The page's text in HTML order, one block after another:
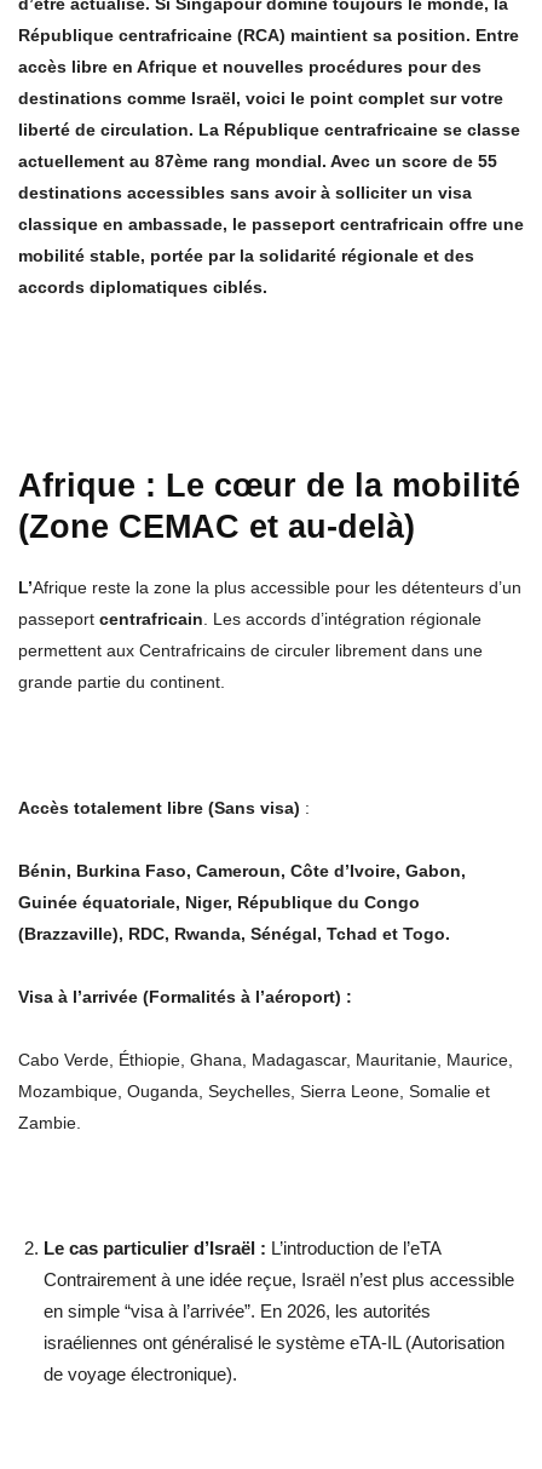
d’être actualisé. Si Singapour domine toujours le monde, la
République centrafricaine (RCA) maintient sa position. Entre
accès libre en Afrique et nouvelles procédures pour des
destinations comme Israël, voici le point complet sur votre
liberté de circulation. La République centrafricaine se classe
actuellement au 87ème rang mondial. Avec un score de 55
destinations accessibles sans avoir à solliciter un visa
classique en ambassade, le passeport centrafricain offre une
mobilité stable, portée par la solidarité régionale et des
accords diplomatiques ciblés.
Afrique : Le cœur de la mobilité
(Zone CEMAC et au-delà)
L’Afrique reste la zone la plus accessible pour les détenteurs d’un
passeport centrafricain. Les accords d’intégration régionale
permettent aux Centrafricains de circuler librement dans une
grande partie du continent.
Accès totalement libre (Sans visa) :
Bénin, Burkina Faso, Cameroun, Côte d’Ivoire, Gabon,
Guinée équatoriale, Niger, République du Congo
(Brazzaville), RDC, Rwanda, Sénégal, Tchad et Togo.
Visa à l’arrivée (Formalités à l’aéroport) :
Cabo Verde, Éthiopie, Ghana, Madagascar, Mauritanie, Maurice,
Mozambique, Ouganda, Seychelles, Sierra Leone, Somalie et
Zambie.
Le cas particulier d’Israël : L’introduction de l’eTA
Contrairement à une idée reçue, Israël n’est plus accessible
en simple “visa à l’arrivée”. En 2026, les autorités
israéliennes ont généralisé le système eTA-IL (Autorisation
de voyage électronique).